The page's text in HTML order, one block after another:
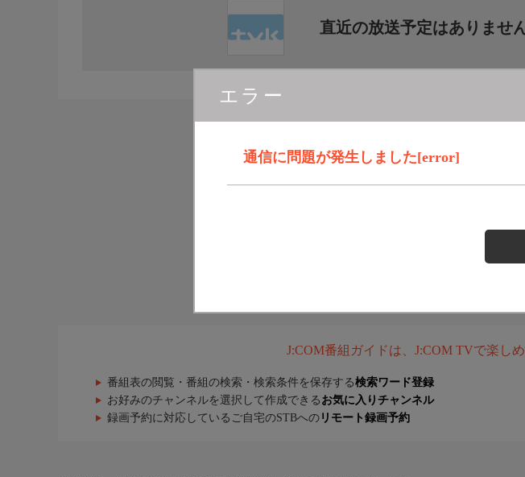
エラー
通信に問題が発生しました[error]
直近の放送予定はありませ
J:COM番組ガイドは、J:COM TVで楽し
番組表の閲覧・番組の検索・検索条件を保存する検索ワード登録
お好みのチャンネルを選択して作成できる お気に入りチャンネル
録画予約に対応しているご自宅のSTBへの リモート録画予約